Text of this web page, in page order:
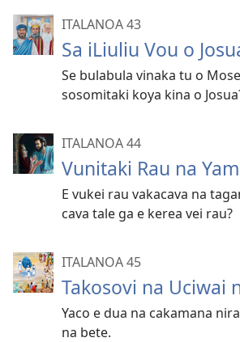
ITALANOA 43
Sa iLiuliu Vou o
Se bulabula vinaka tu o
sosomitaki koya kina o
ITALANOA 44
Vunitaki Rau na
E vukei rau vakacava na
cava tale ga e kerea vei rau?
ITALANOA 45
Takosovi na Uciwai
Yaco e dua na cakamana
na bete.